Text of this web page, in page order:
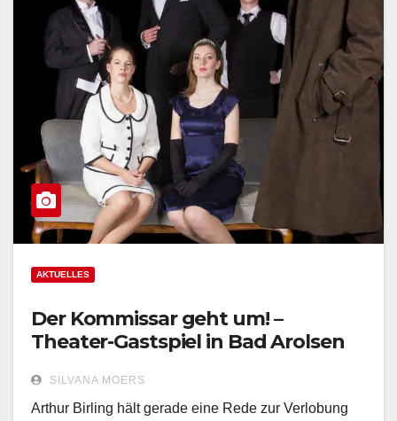
AKTUELLES
Der Kommissar geht um! –
Theater-Gastspiel in Bad Arolsen
SILVANA MOERS
Arthur Birling hält gerade eine Rede zur Verlobung